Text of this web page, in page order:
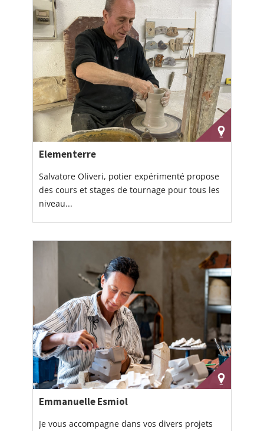
Elementerre
Salvatore Oliveri, potier expérimenté propose
des cours et stages de tournage pour tous les
niveau...
Emmanuelle Esmiol
Je vous accompagne dans vos divers projets